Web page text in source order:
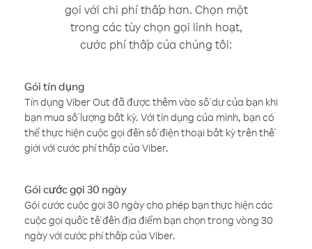
gọi với chi phí thấp hơn. Chọn một
trong các tùy chọn gọi linh hoạt,
cước phí thấp của chúng tôi:
Gói tín dụng
Tín dụng Viber Out đã được thêm vào số dư của bạn khi
bạn mua số lượng bất kỳ. Với tín dụng của mình, bạn có
thể thực hiện cuộc gọi đến số điện thoại bất kỳ trên thế
giới với cước phí thấp của Viber.
Gói cước gọi 30 ngày
Gói cước cuộc gọi 30 ngày cho phép bạn thực hiện các
cuộc gọi quốc tế đến địa điểm bạn chọn trong vòng 30
ngày với cước phí thấp của Viber.